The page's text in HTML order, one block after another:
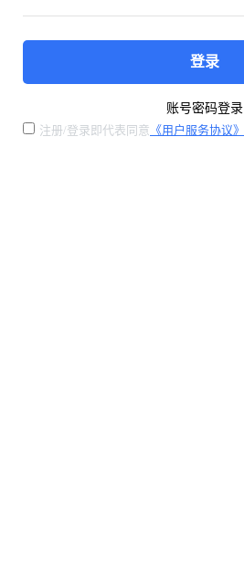
登录
账号密码登录
注册/登录即代表同意 《用户服务协议》